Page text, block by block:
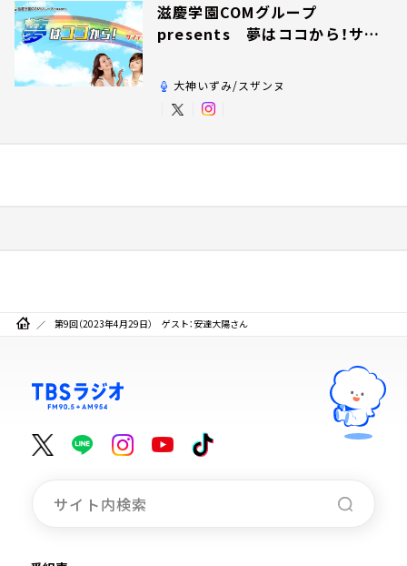
滋慶学園COMグループ
presents 夢はココから！サン
大神いずみ/スザンヌ
第9回（2023年4月29日） ゲスト：安達大陽さん